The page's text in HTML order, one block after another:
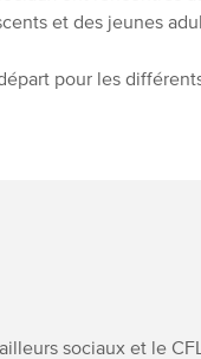
et des jeunes
pour les
sociaux et le